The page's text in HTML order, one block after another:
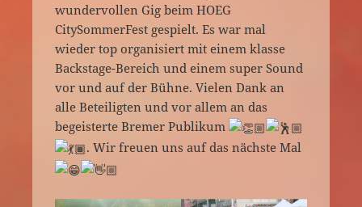
wundervollen Gig beim HOEG
CitySommerFest gespielt. Es war mal
wieder top organisiert mit einem klasse
Backstage-Bereich und einem super Sound
vor und auf der Bühne. Vielen Dank an
alle Beteiligten und vor allem an das
begeisterte Bremer Publikum
. Wir freuen uns auf das nächste Mal